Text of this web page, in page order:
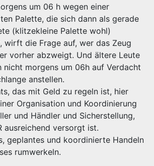
um 06 h wegen einer
Palette, die sich dann als gerade
(klitzekleine Palette wohl)
wirft die Frage auf, wer das Zeug
vorher abzweigt. Und ältere Leute
nicht morgens um 06h auf Verdacht
anstellen.
das mit Geld zu regeln ist, hier
Organisation und Koordinierung
und Händler und Sicherstellung,
ausreichend versorgt ist.
geplantes und koordinierte Handeln
rumwerkeln.